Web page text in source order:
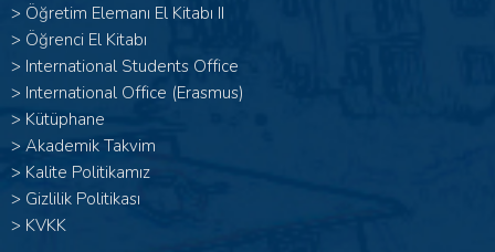
> Öğretim Elemanı El Kitabı II
> Öğrenci El Kitabı
> International Students Office
> International Office (Erasmus)
> Kütüphane
> Akademik Takvim
> Kalite Politikamız
> Gizlilik Politikası
> KVKK